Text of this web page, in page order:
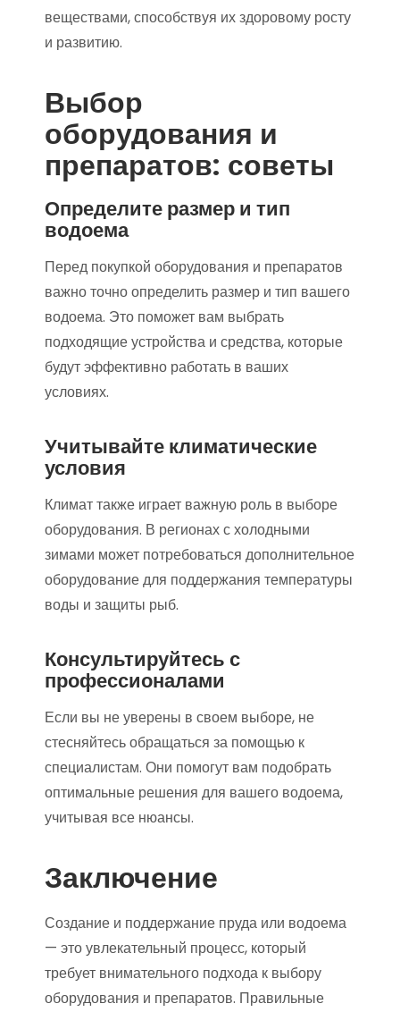
веществами, способствуя их здоровому росту
и развитию.
Выбор
оборудования и
препаратов: советы
Определите размер и тип
водоема
Перед покупкой оборудования и препаратов
важно точно определить размер и тип вашего
водоема. Это поможет вам выбрать
подходящие устройства и средства, которые
будут эффективно работать в ваших
условиях.
Учитывайте климатические
условия
Климат также играет важную роль в выборе
оборудования. В регионах с холодными
зимами может потребоваться дополнительное
оборудование для поддержания температуры
воды и защиты рыб.
Консультируйтесь с
профессионалами
Если вы не уверены в своем выборе, не
стесняйтесь обращаться за помощью к
специалистам. Они помогут вам подобрать
оптимальные решения для вашего водоема,
учитывая все нюансы.
Заключение
Создание и поддержание пруда или водоема
— это увлекательный процесс, который
требует внимательного подхода к выбору
оборудования и препаратов. Правильные